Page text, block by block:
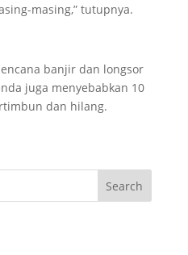
masing,” tutupnya.
banjir dan longsor
juga menyebabkan 10
dan hilang.
Search